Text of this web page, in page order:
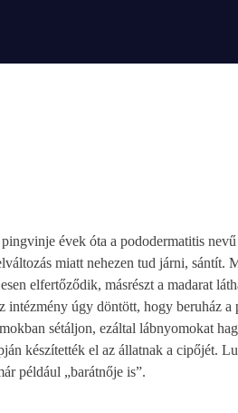
évek óta a pododermatitis
miatt nehezen tud járni, sántít.
elfertőződik, másrészt a madarat
intézmény úgy döntött, hogy beruház
sétáljon, ezáltal lábnyomokat
készítették el az állatnak a cipőjét.
például „barátnője is”.